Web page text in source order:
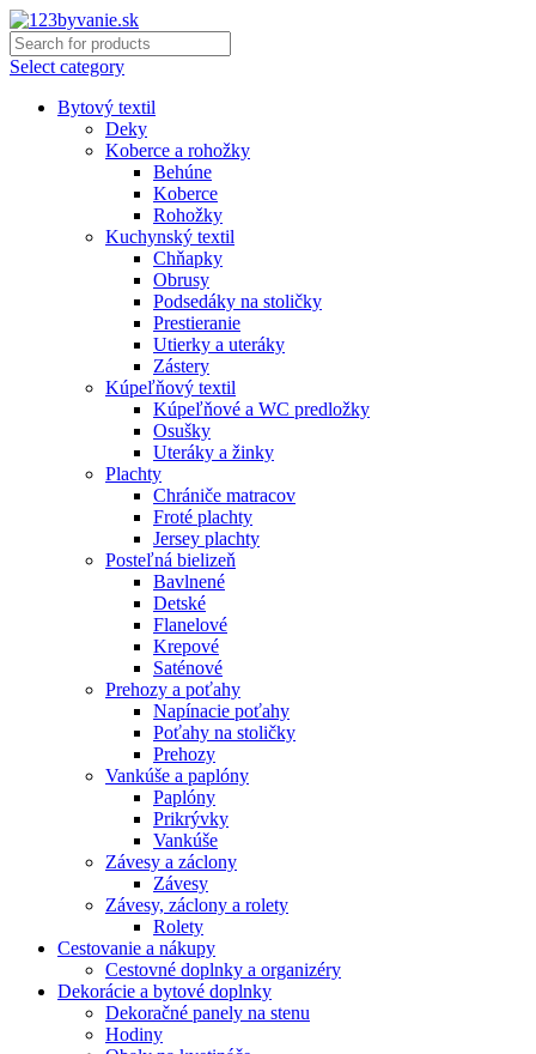
Select category
Bytový textil
Deky
Koberce a rohožky
Behúne
Koberce
Rohožky
Kuchynský textil
Chňapky
Obrusy
Podsedáky na stoličky
Prestieranie
Utierky a uteráky
Zástery
Kúpeľňový textil
Kúpeľňové a WC predložky
Osušky
Uteráky a žinky
Plachty
Chrániče matracov
Froté plachty
Jersey plachty
Posteľná bielizeň
Bavlnené
Detské
Flanelové
Krepové
Saténové
Prehozy a poťahy
Napínacie poťahy
Poťahy na stoličky
Prehozy
Vankúše a paplóny
Paplóny
Prikrývky
Vankúše
Závesy a záclony
Závesy
Závesy, záclony a rolety
Rolety
Cestovanie a nákupy
Cestovné doplnky a organizéry
Dekorácie a bytové doplnky
Dekoračné panely na stenu
Hodiny